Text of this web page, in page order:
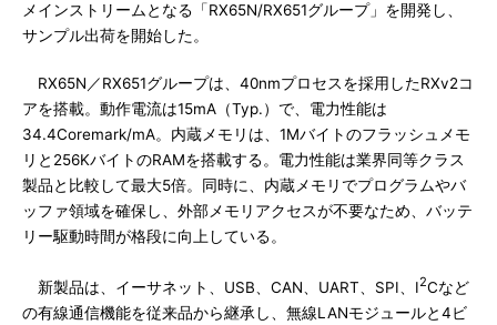
メインストリームとなる「RX65N/RX651グループ」を開発し、
サンプル出荷を開始した。
RX65N／RX651グループは、40nmプロセスを採用したRXv2コ
アを搭載。動作電流は15mA（Typ.）で、電力性能は
34.4Coremark/mA。内蔵メモリは、1Mバイトのフラッシュメモ
リと256KバイトのRAMを搭載する。電力性能は業界同等クラス
製品と比較して最大5倍。同時に、内蔵メモリでプログラムやバ
ッファ領域を確保し、外部メモリアクセスが不要なため、バッテ
リー駆動時間が格段に向上している。
新製品は、イーサネット、USB、CAN、UART、SPI、I2Cなど
の有線通信機能を従来品から継承し、無線LANモジュールと4ビ